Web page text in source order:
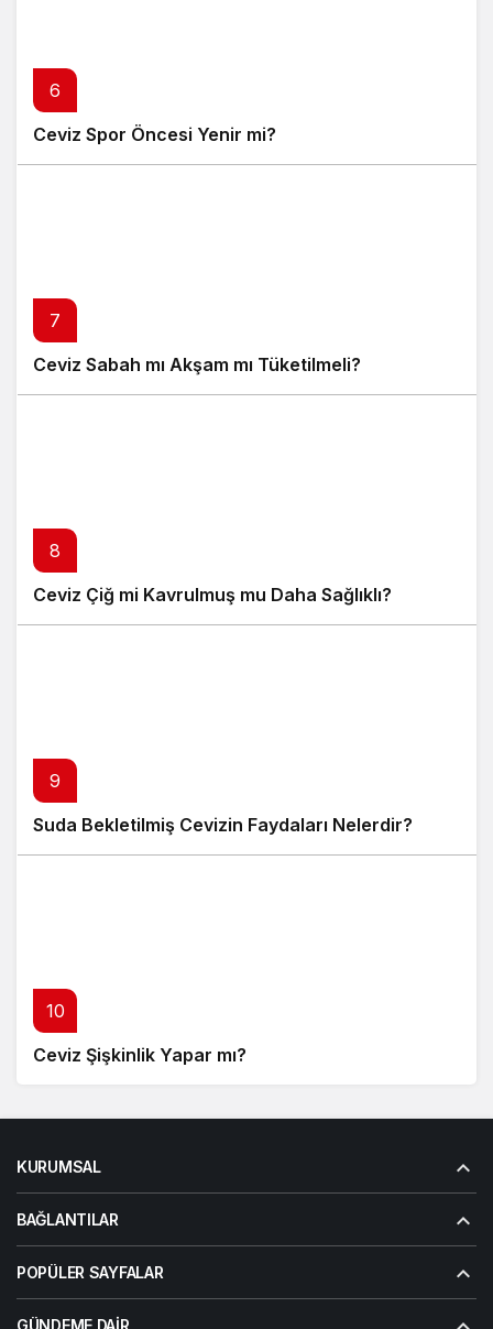
6
Ceviz Spor Öncesi Yenir mi?
7
Ceviz Sabah mı Akşam mı Tüketilmeli?
8
Ceviz Çiğ mi Kavrulmuş mu Daha Sağlıklı?
9
Suda Bekletilmiş Cevizin Faydaları Nelerdir?
10
Ceviz Şişkinlik Yapar mı?
KURUMSAL
BAĞLANTILAR
POPÜLER SAYFALAR